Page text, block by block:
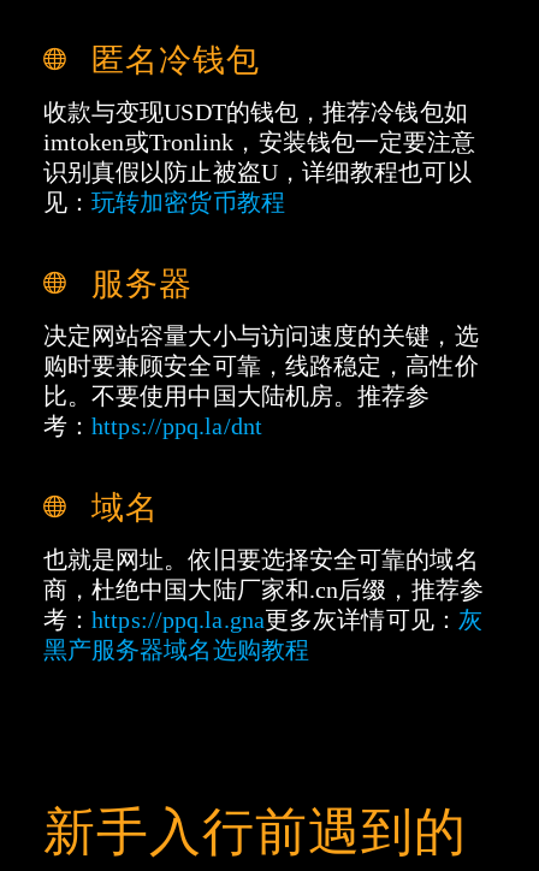
匿名冷钱包
收款与变现USDT的钱包，推荐冷钱包如
imtoken或Tronlink，安装钱包一定要注意
识别真假以防止被盗U，详细教程也可以
见：玩转加密货币教程
服务器
决定网站容量大小与访问速度的关键，选
购时要兼顾安全可靠，线路稳定，高性价
比。不要使用中国大陆机房。推荐参
考：https://ppq.la/dnt
域名
也就是网址。依旧要选择安全可靠的域名
商，杜绝中国大陆厂家和.cn后缀，推荐参
考：https://ppq.la.gna更多灰详情可见： 灰
黑产服务器域名选购教程
新手入行前遇到的